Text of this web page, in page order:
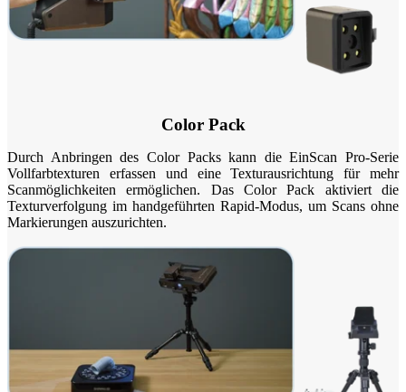
Color Pack
Durch Anbringen des Color Packs kann die EinScan Pro-Serie
Vollfarbtexturen erfassen und eine Texturausrichtung für mehr
Scanmöglichkeiten ermöglichen. Das Color Pack aktiviert die
Texturverfolgung im handgeführten Rapid-Modus, um Scans ohne
Markierungen auszurichten.